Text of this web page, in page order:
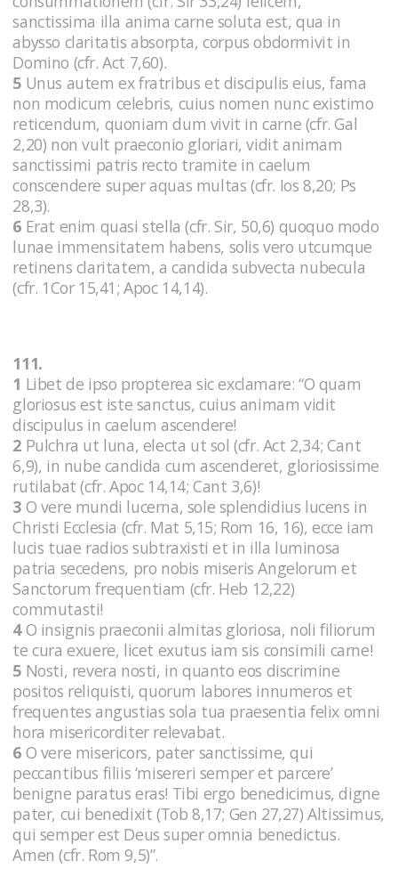
sanctissima illa anima carne soluta est, qua in
abysso claritatis absorpta, corpus obdormivit in
Domino (cfr. Act 7,60).
5 Unus autem ex fratribus et discipulis eius, fama
non modicum celebris, cuius nomen nunc existimo
reticendum, quoniam dum vivit in carne (cfr. Gal
2,20) non vult praeconio gloriari, vidit animam
sanctissimi patris recto tramite in caelum
conscendere super aquas multas (cfr. Ios 8,20; Ps
28,3).
6 Erat enim quasi stella (cfr. Sir, 50,6) quoquo modo
lunae immensitatem habens, solis vero utcumque
retinens claritatem, a candida subvecta nubecula
(cfr. 1Cor 15,41; Apoc 14,14).
111.
1 Libet de ipso propterea sic exclamare: “O quam
gloriosus est iste sanctus, cuius animam vidit
discipulus in caelum ascendere!
2 Pulchra ut luna, electa ut sol (cfr. Act 2,34; Cant
6,9), in nube candida cum ascenderet, gloriosissime
rutilabat (cfr. Apoc 14,14; Cant 3,6)!
3 O vere mundi lucerna, sole splendidius lucens in
Christi Ecclesia (cfr. Mat 5,15; Rom 16, 16), ecce iam
lucis tuae radios subtraxisti et in illa luminosa
patria secedens, pro nobis miseris Angelorum et
Sanctorum frequentiam (cfr. Heb 12,22)
commutasti!
4O insignis praeconii almitas gloriosa, noli filiorum
te cura exuere, licet exutus iam sis consimili carne!
5 Nosti, revera nosti, in quanto eos discrimine
positos reliquisti, quorum labores innumeros et
frequentes angustias sola tua praesentia felix omni
hora misericorditer relevabat.
6 O vere misericors, pater sanctissime, qui
peccantibus filiis ‘misereri semper et parcere’
benigne paratus eras! Tibi ergo benedicimus, digne
pater, cui benedixit (Tob 8,17; Gen 27,27) Altissimus,
qui semper est Deus super omnia benedictus.
Amen (cfr. Rom 9,5)”.